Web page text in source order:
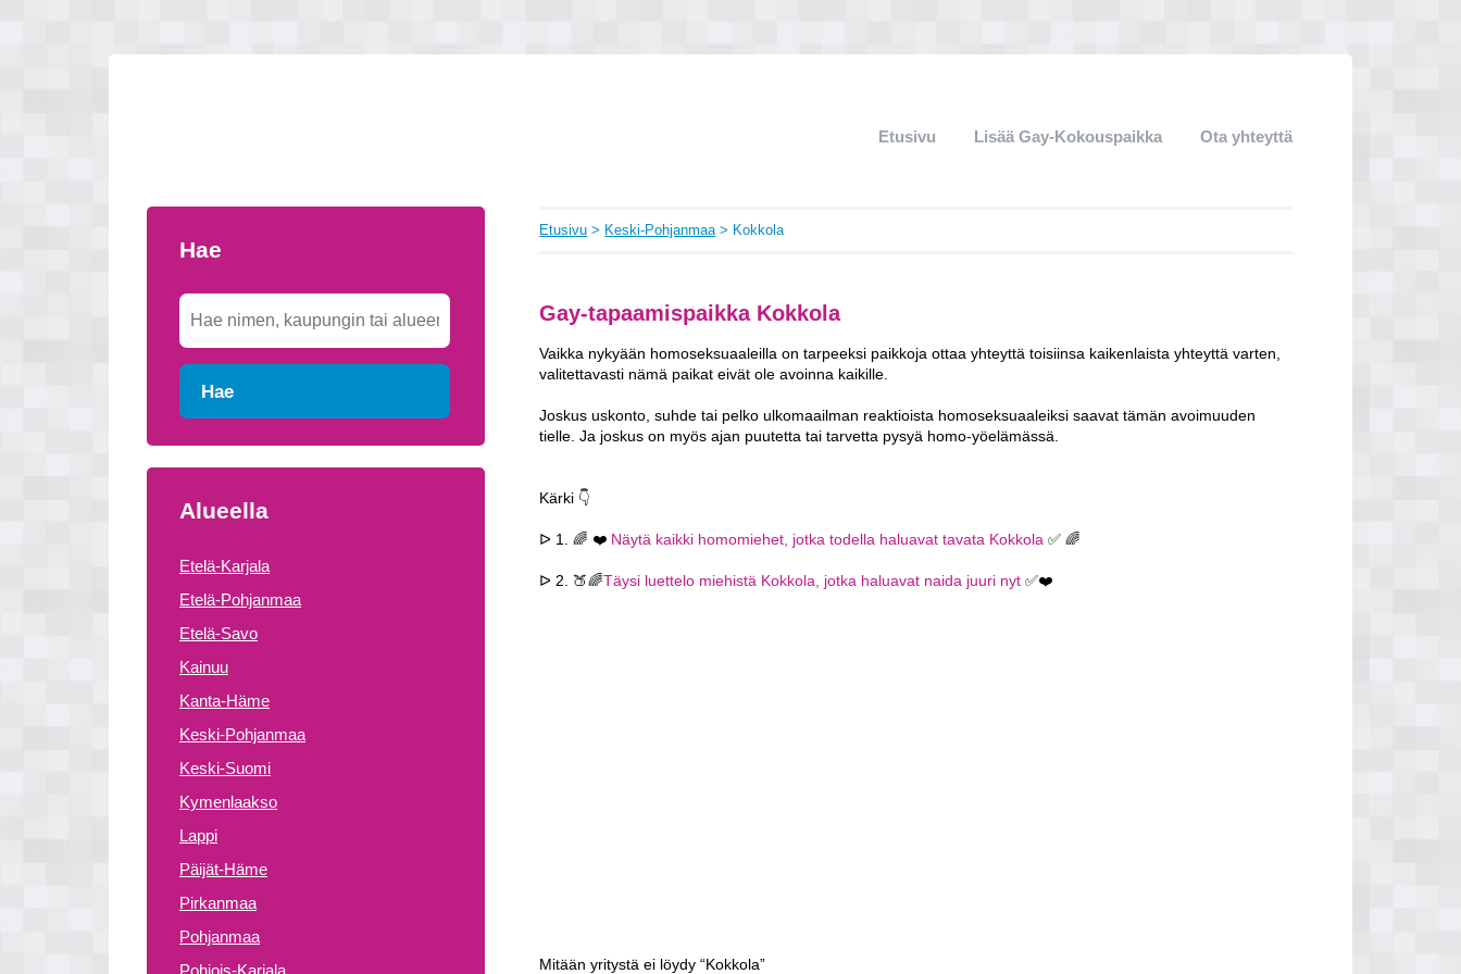
Etusivu Lisää Gay-Kokouspaikka Ota yhteyttä
Hae
Hae
Alueella
Etelä-Karjala
Etelä-Pohjanmaa
Etelä-Savo
Kainuu
Kanta-Häme
Keski-Pohjanmaa
Keski-Suomi
Kymenlaakso
Lappi
Päijät-Häme
Pirkanmaa
Pohjanmaa
Pohjois-Karjala
Etusivu > Keski-Pohjanmaa> Kokkola
Gay-tapaamispaikka Kokkola
Vaikka nykyään homoseksuaaleilla on tarpeeksi paikkoja ottaa yhteyttä toisiinsa kaikenlaista yhteyttä varten,
valitettavasti nämä paikat eivät ole avoinna kaikille.
Joskus uskonto, suhde tai pelko ulkomaailman reaktioista homoseksuaaleiksi saavat tämän avoimuuden
tielle. Ja joskus on myös ajan puutetta tai tarvetta pysyä homo-yöelämässä.
Kärki 👇
ᐅ 1. 🌈 ❤️ Näytä kaikki homomiehet, jotka todella haluavat tavata Kokkola ✅ 🌈
ᐅ 2. 🍑🌈Täysi luettelo miehistä Kokkola, jotka haluavat naida juuri nyt ✅❤️
Mitään yritystä ei löydy “Kokkola”